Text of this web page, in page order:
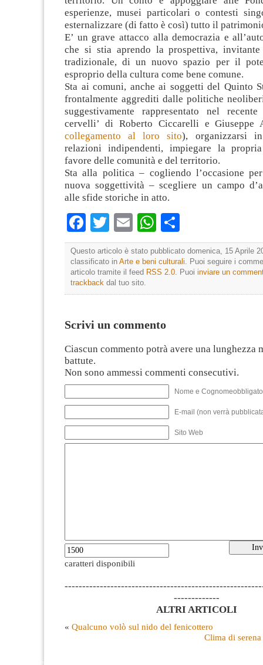
esperienze, musei particolari o contesti
esternalizzare (di fatto è così) tutto il
E’ un grave attacco alla democrazia e
che si stia aprendo la prospettiva,
tradizionale, di un nuovo spazio per il
esproprio della cultura come bene comune.
Sta ai comuni, anche ai soggetti del Quinto
frontalmente aggrediti dalle politiche
suggestivamente rappresentato nel
cervelli’ di Roberto Ciccarelli e
collegamento al loro sito), organizzarsi
relazioni indipendenti, impiegare la
favore delle comunità e del territorio.
Sta alla politica – cogliendo l’occasione
nuova soggettività – scegliere un campo
alle sfide storiche in atto.
Facebook
TwitterEmailWhatsApp
Questo articolo è stato pubblicato domenica, 15 Aprile
classificato in Arte e beni culturali . Puoi seguire i
articolo tramite il feed RSS 2.0 . Puoi inviare un
trackback dal tuo sito.
Scrivi un commento
Ciascun commento potrà avere una lunghezza
battute.
Non sono ammessi commenti consecutivi.
Nome e
E-mail (non verrà
Sito Web
caratteri disponibili
-------------
ALTRI ARTICOLI
« Qualcuno volò sul nido del fenicottero
Clima di